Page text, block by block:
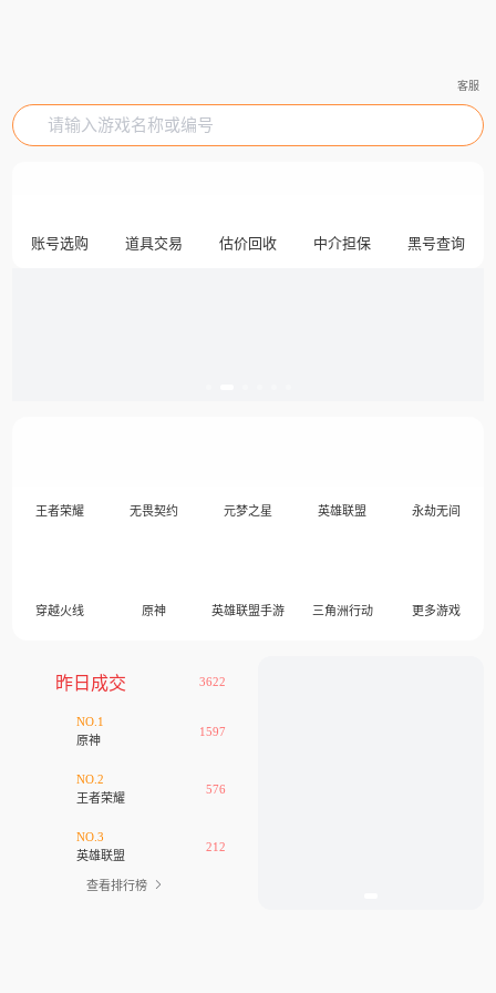
客服
请输入游戏名称或编号
账号选购 道具交易 估价回收 中介担保 黑号查询
王者荣耀 无畏契约 元梦之星 英雄联盟 永劫无间
穿越火线 原神 英雄联盟手游 三角洲行动 更多游戏
昨日成交 3622
NO.1
原神
1597
NO.2
王者荣耀
576
NO.3
英雄联盟
212
查看排行榜 